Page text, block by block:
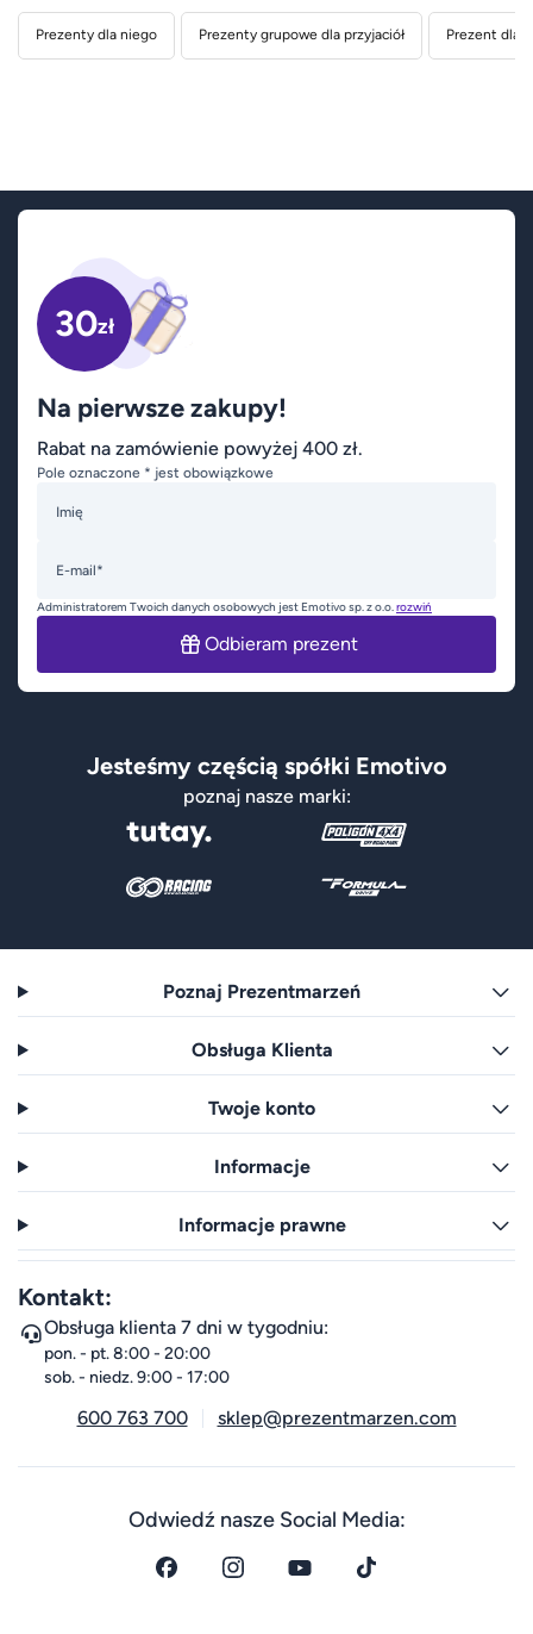
Prezenty dla niego Prezenty grupowe dla przyjaciół Prezent dla
30zł
Na pierwsze zakupy!
Rabat na zamówienie powyżej 400 zł.
Pole oznaczone * jest obowiązkowe
Imię
E-mail*
Administratorem Twoich danych osobowych jest Emotivo sp. z o.o.rozwiń
Odbieram prezent
Jesteśmy częścią spółki Emotivo
poznaj nasze marki:
Poznaj Prezentmarzeń
Obsługa Klienta
Twoje konto
Informacje
Informacje prawne
Kontakt:
Obsługa klienta 7 dni w tygodniu:
pon. - pt. 8:00 - 20:00
sob. - niedz. 9:00 - 17:00
600 763 700 sklep@prezentmarzen.com
Odwiedź nasze Social Media: